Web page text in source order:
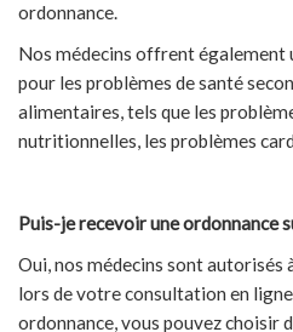
ordonnance.
Nos médecins offrent également
pour les problèmes de santé
alimentaires, tels que les
nutritionnelles, les problèmes
Puis-je recevoir une ordonnance
Oui, nos médecins sont autorisés
lors de votre consultation en
ordonnance, vous pouvez choisir